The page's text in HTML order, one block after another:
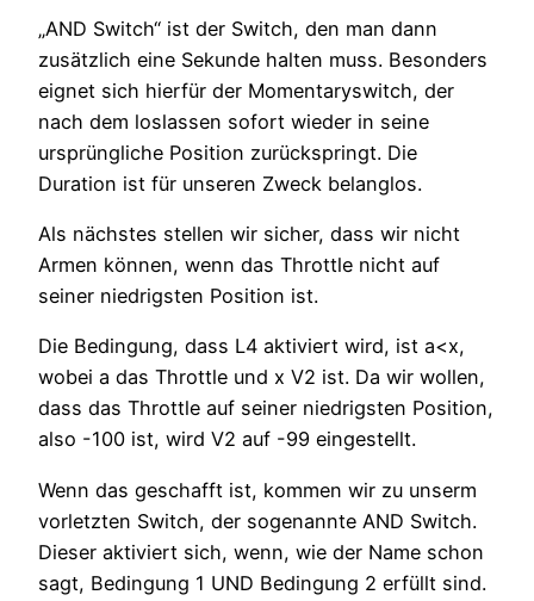
„AND Switch“ ist der Switch, den man dann
zusätzlich eine Sekunde halten muss. Besonders
eignet sich hierfür der Momentaryswitch, der
nach dem loslassen sofort wieder in seine
ursprüngliche Position zurückspringt. Die
Duration ist für unseren Zweck belanglos.
Als nächstes stellen wir sicher, dass wir nicht
Armen können, wenn das Throttle nicht auf
seiner niedrigsten Position ist.
Die Bedingung, dass L4 aktiviert wird, ist a<x,
wobei a das Throttle und x V2 ist. Da wir wollen,
dass das Throttle auf seiner niedrigsten Position,
also -100 ist, wird V2 auf -99 eingestellt.
Wenn das geschafft ist, kommen wir zu unserm
vorletzten Switch, der sogenannte AND Switch.
Dieser aktiviert sich, wenn, wie der Name schon
sagt, Bedingung 1 UND Bedingung 2 erfüllt sind.